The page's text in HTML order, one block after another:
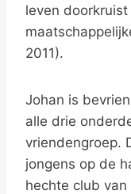
leven
2011).
Johan is
alle drie
vriendengroep.
jongens op de
hechte club van